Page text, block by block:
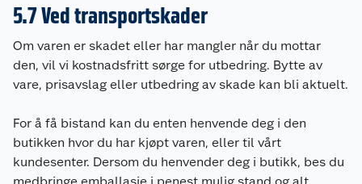
5.7 Ved transportskader
Om varen er skadet eller har mangler når du mottar
den, vil vi kostnadsfritt sørge for utbedring. Bytte av
vare, prisavslag eller utbedring av skade kan bli aktuelt.
For å få bistand kan du enten henvende deg i den
butikken hvor du har kjøpt varen, eller til vårt
kundesenter. Dersom du henvender deg i butikk, bes du